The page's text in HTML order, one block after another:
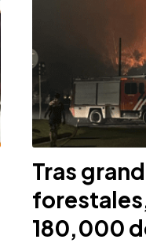
Tras
180,000